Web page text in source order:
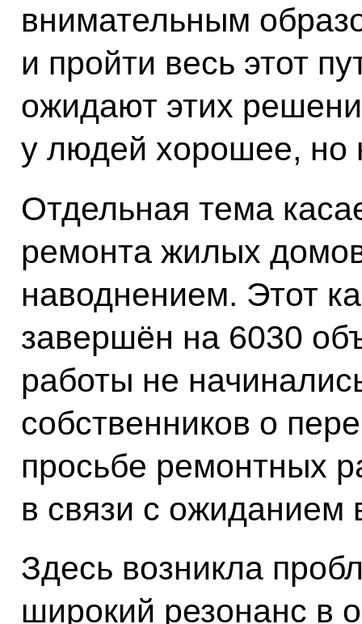
внимательным
и пройти весь этот
ожидают этих
у людей хорошее, но
Отдельная тема
ремонта жилых
наводнением. Этот
завершён на 6030
работы не
собственников о
просьбе ремонтных
в связи с ожиданием
Здесь возникла
широкий резонанс в